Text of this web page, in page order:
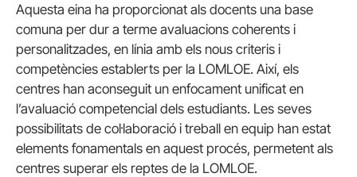
Aquesta eina ha proporcionat als docents una base
comuna per dur a terme avaluacions coherents i
personalitzades, en línia amb els nous criteris i
competències establerts per la LOMLOE. Així, els
centres han aconseguit un enfocament unificat en
l’avaluació competencial dels estudiants. Les seves
possibilitats de col·laboració i treball en equip han estat
elements fonamentals en aquest procés, permetent als
centres superar els reptes de la LOMLOE.